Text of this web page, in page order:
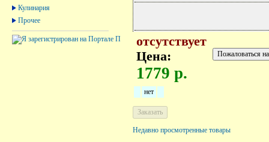
Кулинария
Прочее
отсутствует
Цена:
1779 р.
нет
Недавно просмотренные товары